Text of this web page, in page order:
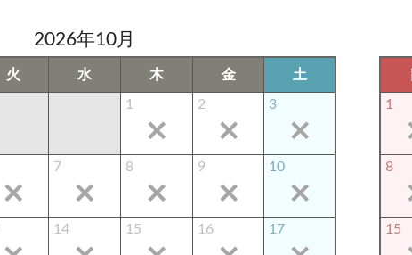
2026年10月
火 水 木 金 土
1 2 3
7 8 9 10
14 15 16 17
1
8
15